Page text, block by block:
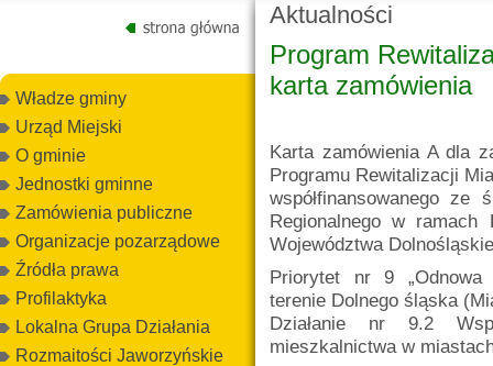
Władze gminy
Urząd Miejski
O gminie
Jednostki gminne
Zamówienia publiczne
Organizacje pozarządowe
Źródła prawa
Profilaktyka
Lokalna Grupa Działania
Rozmaitości Jaworzyńskie
Aktualności
Program
karta zamówienia
Karta zamówienia A dla
Programu Rewitalizacji
współfinansowanego ze
Regionalnego w ramach
Województwa
Priorytet nr 9 „Odnowa
terenie Dolnego śląska
Działanie nr 9.2
mieszkalnictwa w